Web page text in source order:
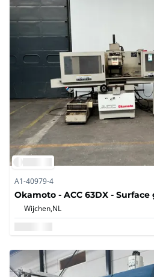
A1-40979-4
Okamoto - ACC 63DX -
Wijchen,NL